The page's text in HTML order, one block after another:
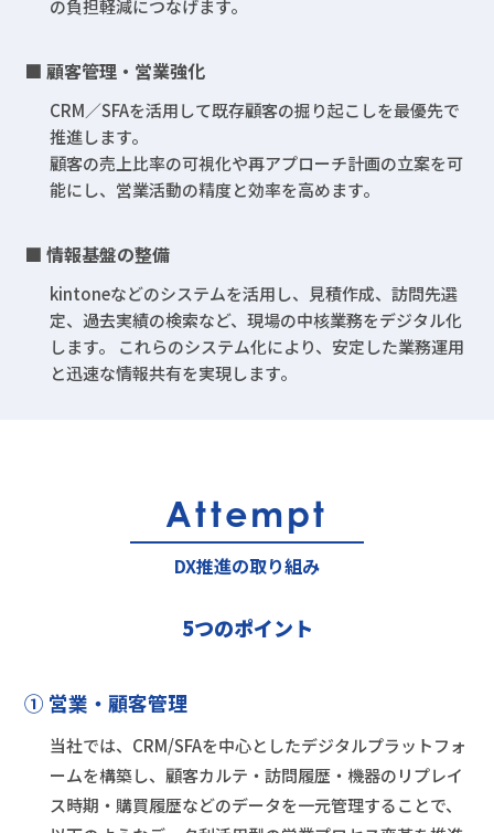
の負担軽減につなげます。
■ 顧客管理・営業強化
CRM／SFAを活用して既存顧客の掘り起こしを最優先で
推進します。
顧客の売上比率の可視化や再アプローチ計画の立案を可
能にし、営業活動の精度と効率を高めます。
■ 情報基盤の整備
kintoneなどのシステムを活用し、見積作成、訪問先選
定、過去実績の検索など、現場の中核業務をデジタル化
します。 これらのシステム化により、安定した業務運用
と迅速な情報共有を実現します。
Attempt
DX推進の取り組み
5つのポイント
① 営業・顧客管理
当社では、CRM/SFAを中心としたデジタルプラットフォ
ームを構築し、顧客カルテ・訪問履歴・機器のリプレイ
ス時期・購買履歴などのデータを一元管理することで、